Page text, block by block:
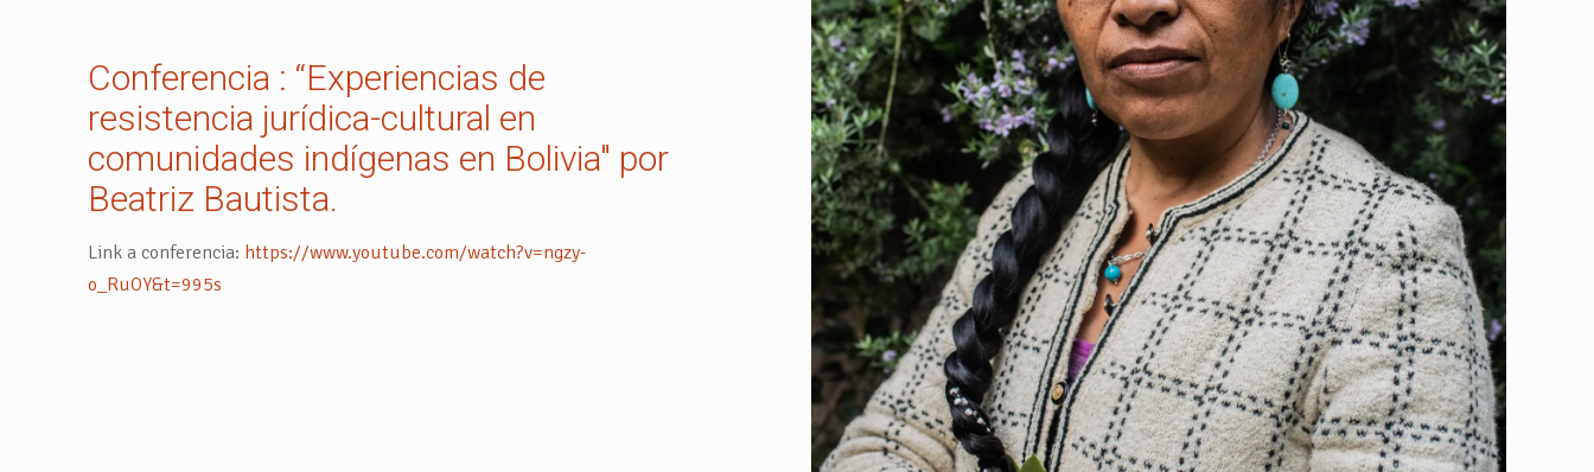
Conferencia : “Experiencias de
resistencia jurídica-cultural en
comunidades indígenas en Bolivia" por
Beatriz Bautista.
Link a conferencia: https://www.youtube.com/watch?v=ngzy-
o_RuOY&t=995s